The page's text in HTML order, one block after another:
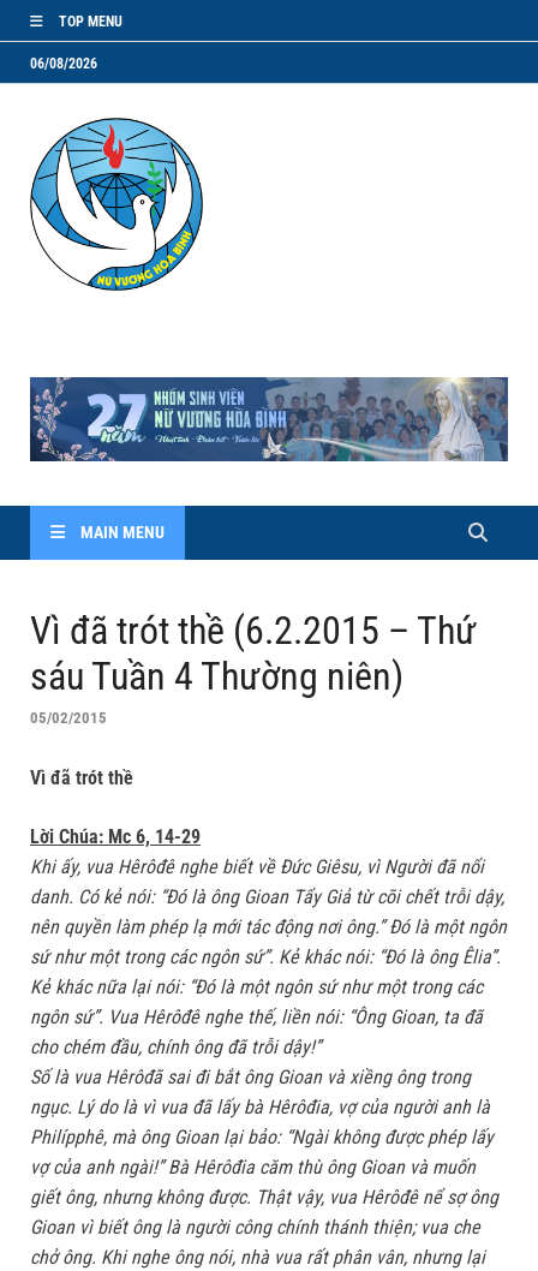
TOP MENU
06/08/2026
MAIN MENU
Vì đã trót thề (6.2.2015 – Thứ
sáu Tuần 4 Thường niên)
05/02/2015
Vì đã trót thề
Lời Chúa: Mc 6, 14-29
Khi ấy, vua Hêrôđê nghe biết về Ðức Giêsu, vì Người đã nổi
danh. Có kẻ nói: “Ðó là ông Gioan Tẩy Giả từ cõi chết trỗi dậy,
nên quyền làm phép lạ mới tác động nơi ông.” Ðó là một ngôn
sứ như một trong các ngôn sứ”. Kẻ khác nói: “Ðó là ông Êlia”.
Kẻ khác nữa lại nói: “Ðó là một ngôn sứ như một trong các
ngôn sứ”. Vua Hêrôđê nghe thế, liền nói: “Ông Gioan, ta đã
cho chém đầu, chính ông đã trỗi dậy!”
Số là vua Hêrôđã sai đi bắt ông Gioan và xiềng ông trong
ngục. Lý do là vì vua đã lấy bà Hêrôđia, vợ của người anh là
Philípphê, mà ông Gioan lại bảo: “Ngài không được phép lấy
vợ của anh ngài!” Bà Hêrôđia căm thù ông Gioan và muốn
giết ông, nhưng không được. Thật vậy, vua Hêrôđê nể sợ ông
Gioan vì biết ông là người công chính thánh thiện; vua che
chở ông. Khi nghe ông nói, nhà vua rất phân vân, nhưng lại